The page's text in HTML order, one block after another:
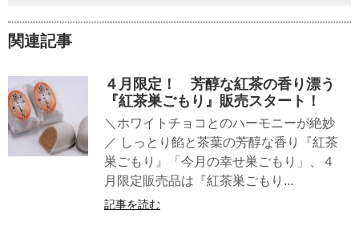
関連記事
４月限定！ 芳醇な紅茶の香り漂う
『紅茶巣ごもり』販売スタート！
＼ホワイトチョコとのハーモニーが絶妙
／ しっとり餡と茶葉の芳醇な香り『紅茶
巣ごもり』「今月の幸せ巣ごもり」、４
月限定販売品は『紅茶巣ごもり...
記事を読む